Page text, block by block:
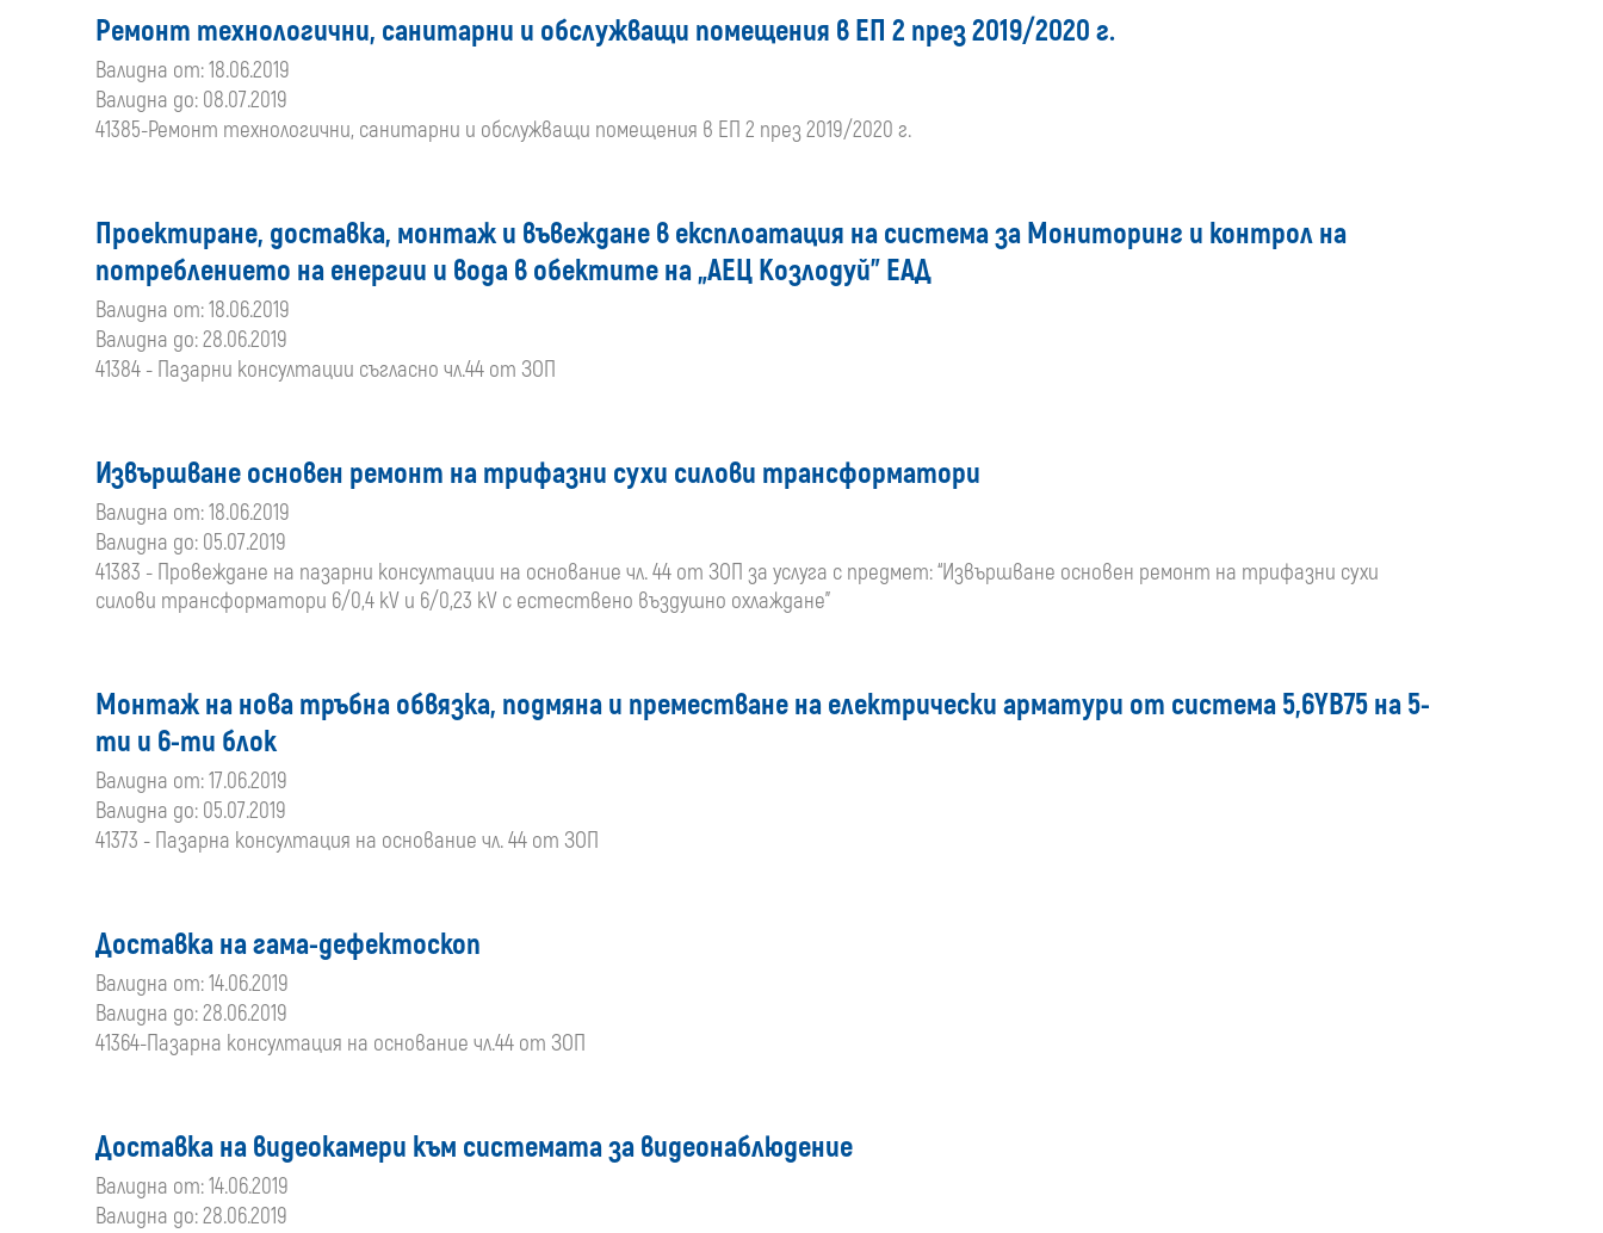
Ремонт технологични, санитарни и обслужващи помещения в ЕП 2 през 2019/2020 г.
Валидна от: 18.06.2019
Валидна до: 08.07.2019
41385-Ремонт технологични, санитарни и обслужващи помещения в ЕП 2 през 2019/2020 г.
Проектиране, доставка, монтаж и въвеждане в експлоатация на система за Мониторинг и контрол на
потреблението на енергии и вода в обектите на „АЕЦ Козлодуй” ЕАД
Валидна от: 18.06.2019
Валидна до: 28.06.2019
41384 - Пазарни консултации съгласно чл.44 от ЗОП
Извършване основен ремонт на трифазни сухи силови трансформатори
Валидна от: 18.06.2019
Валидна до: 05.07.2019
41383 - Провеждане на пазарни консултации на основание чл. 44 от ЗОП за услуга с предмет: “Извършване основен ремонт на трифазни сухи
силови трансформатори 6/0,4 kV и 6/0,23 kV с естествено въздушно охлаждане”
Монтаж на нова тръбна обвязка, подмяна и преместване на електрически арматури от система 5,6YB75 на 5-
ти и 6-ти блок
Валидна от: 17.06.2019
Валидна до: 05.07.2019
41373 - Пазарна консултация на основание чл. 44 от ЗОП
Доставка на гама-дефектоскоп
Валидна от: 14.06.2019
Валидна до: 28.06.2019
41364-Пазарна консултация на основание чл.44 от ЗОП
Доставка на видеокамери към системата за видеонаблюдение
Валидна от: 14.06.2019
Валидна до: 28.06.2019